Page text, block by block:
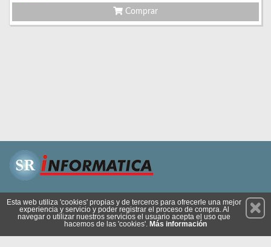
Comprar
Suscríbete
Esta web utiliza 'cookies' propias y de terceros para ofrecerle una mejor
experiencia y servicio y poder registrar el proceso de compra. Al
navegar o utilizar nuestros servicios el usuario acepta el uso que
hacemos de las 'cookies'. Más información